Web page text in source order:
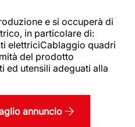
e si occuperà di
in particolare di:
elettriciCablaggio quadri
del prodotto
ed utensili adeguati alla
annuncio